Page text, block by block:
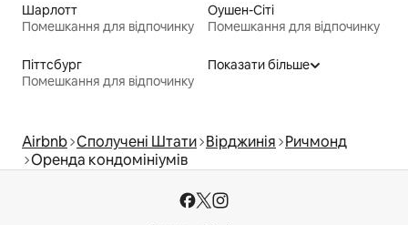
Шарлотт
Помешкання для відпочинку
Оушен-Сіті
Помешкання для відпочинку
Піттсбург
Помешкання для відпочинку
Показати більше
Airbnb Сполучені Штати Вірджинія Ричмонд
Оренда кондомініумів